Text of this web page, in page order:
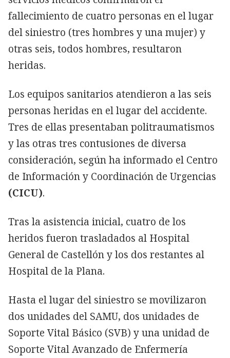
fallecimiento de cuatro personas en el lugar
del siniestro (tres hombres y una mujer) y
otras seis, todos hombres, resultaron
heridas.
Los equipos sanitarios atendieron a las seis
personas heridas en el lugar del accidente.
Tres de ellas presentaban politraumatismos
y las otras tres contusiones de diversa
consideración, según ha informado el Centro
de Información y Coordinación de Urgencias
(CICU).
Tras la asistencia inicial, cuatro de los
heridos fueron trasladados al Hospital
General de Castellón y los dos restantes al
Hospital de la Plana.
Hasta el lugar del siniestro se movilizaron
dos unidades del SAMU, dos unidades de
Soporte Vital Básico (SVB) y una unidad de
Soporte Vital Avanzado de Enfermería